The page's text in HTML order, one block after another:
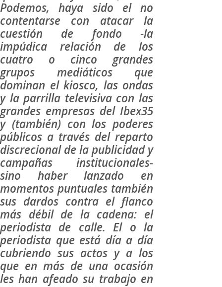
Podemos, haya sido el no
contentarse con atacar la
cuestión de fondo -la
impúdica relación de los
cuatro o cinco grandes
grupos mediáticos que
dominan el kiosco, las ondas
y la parrilla televisiva con las
grandes empresas del Ibex35
y (también) con los poderes
públicos a través del reparto
discrecional de la publicidad y
campañas institucionales-
sino haber lanzado en
momentos puntuales también
sus dardos contra el flanco
más débil de la cadena: el
periodista de calle. El o la
periodista que está día a día
cubriendo sus actos y a los
que en más de una ocasión
les han afeado su trabajo en